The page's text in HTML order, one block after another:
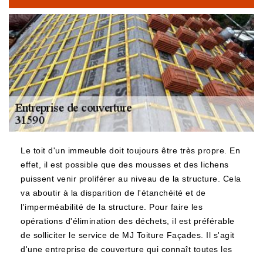
Le toit d'un immeuble doit toujours être très propre. En
effet, il est possible que des mousses et des lichens
puissent venir proliférer au niveau de la structure. Cela
va aboutir à la disparition de l'étanchéité et de
l'imperméabilité de la structure. Pour faire les
opérations d'élimination des déchets, il est préférable
de solliciter le service de MJ Toiture Façades. Il s'agit
d'une entreprise de couverture qui connaît toutes les